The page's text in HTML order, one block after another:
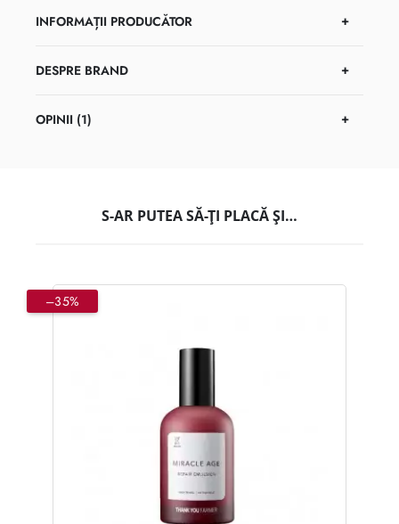
INFORMAȚII PRODUCĂTOR
DESPRE BRAND
OPINII (1)
S-AR PUTEA SĂ-ȚI PLACĂ ȘI…
–35%